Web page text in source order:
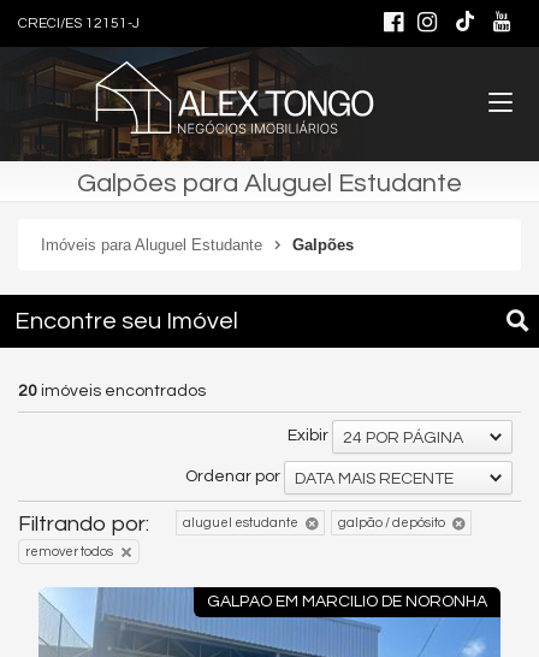
CRECI/ES 12151-J
Galpões para Aluguel Estudante
Imóveis para Aluguel Estudante Galpões
Encontre seu Imóvel
20 imóveis encontrados
Exibir 24 POR PÁGINA
Ordenar por DATA MAIS RECENTE
Filtrando por: aluguel estudante galpão / depósito
remover todos
GALPAO EM MARCILIO DE NORONHA